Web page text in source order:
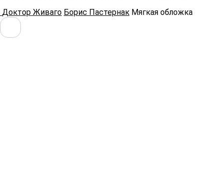
Доктор Живаго Борис Пастернак Мягкая обложка